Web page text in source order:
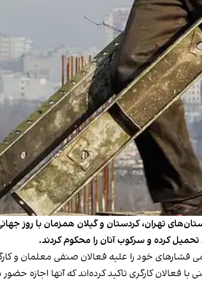
ایران اینترنشنال، دست‌کم ۵۰ فعال کارگری در استان‌های تهران، کردستان و
کرده و سرکوب آنان را محکوم کردند.
کارگری تاکید کرده‌اند که آنها اجازه حضور